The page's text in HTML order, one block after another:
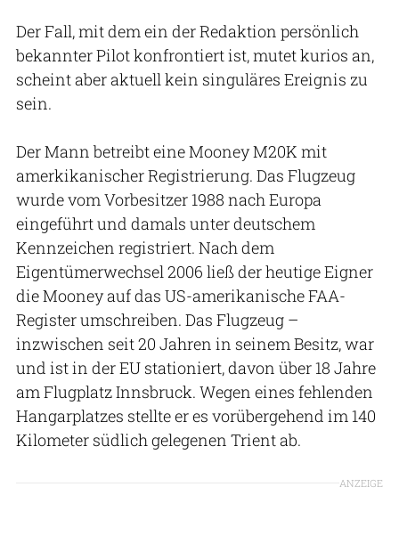
Der Fall, mit dem ein der Redaktion persönlich
bekannter Pilot konfrontiert ist, mutet kurios an,
scheint aber aktuell kein singuläres Ereignis zu
sein.
Der Mann betreibt eine Mooney M20K mit
amerkikanischer Registrierung. Das Flugzeug
wurde vom Vorbesitzer 1988 nach Europa
eingeführt und damals unter deutschem
Kennzeichen registriert. Nach dem
Eigentümerwechsel 2006 ließ der heutige Eigner
die Mooney auf das US-amerikanische FAA-
Register umschreiben. Das Flugzeug –
inzwischen seit 20 Jahren in seinem Besitz, war
und ist in der EU stationiert, davon über 18 Jahre
am Flugplatz Innsbruck. Wegen eines fehlenden
Hangarplatzes stellte er es vorübergehend im 140
Kilometer südlich gelegenen Trient ab.
ANZEIGE